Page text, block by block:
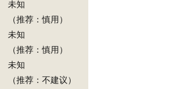
未知
（推荐：慎用）
未知
（推荐：慎用）
未知
（推荐：不建议）